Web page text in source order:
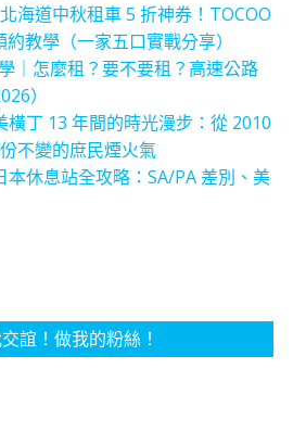
海道中秋租車 5 折神券！TOCOO
教學（一家五口實戰分享）
｜怎麼租？要不要租？高速公路
）
橫丁 13 年間的時光漫步：從 2010
不變的庶民煙火氣
本休息站全攻略：SA/PA 差別、美
誼！做我的粉絲！